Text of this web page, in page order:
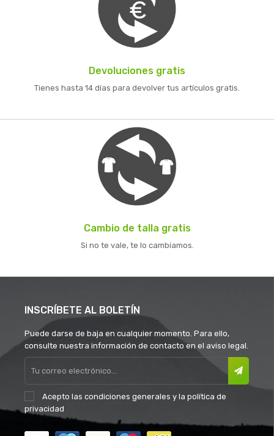
Devoluciones gratis
Tienes hasta 14 días para devolver tus artículos gratis.
Cambio de talla gratis
Si no te vale, te lo cambiamos.
INSCRÍBETE AL BOLETÍN
Puede darse de baja en cualquier momento. Para ello,
consulte nuestra información de contacto en el aviso legal.
Acepto las condiciones generales y la política de
privacidad